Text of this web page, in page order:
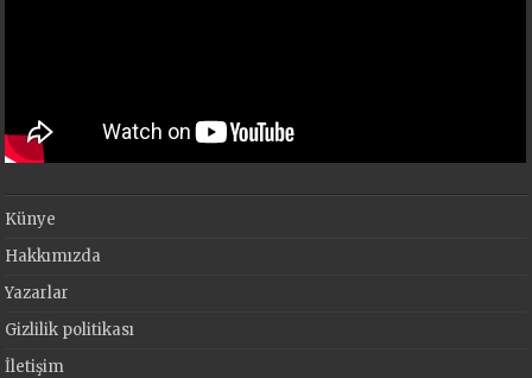
Künye
Hakkımızda
Yazarlar
Gizlilik politikası
İletişim